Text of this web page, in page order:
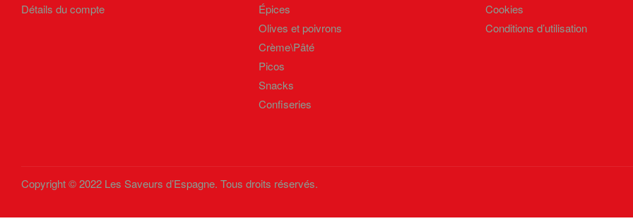
Détails du compte
Épices
Olives et poivrons
Crème\Pâté
Picos
Snacks
Confiseries
Cookies
Conditions d’utilisation
Copyright © 2022 Les Saveurs d’Espagne. Tous droits réservés.